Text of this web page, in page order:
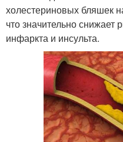
холестериновых бляшек
что значительно снижает
инфаркта и инсульта.